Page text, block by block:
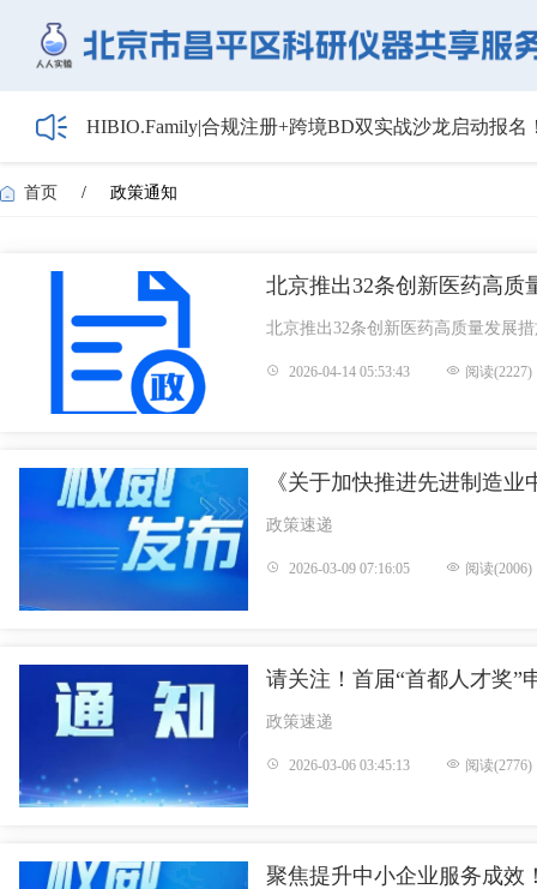
HIBIO.Family|合规注册+跨境BD双实战沙龙启动报名
【最新日程】2026年智慧电厂论坛议程首发！邀您4
关于召开2026年度昌平区高新技术企业培育工作会
首页 / 政策通知
北京推出32条创新医药高质
北京推出32条创新医药高质量发展
2026-04-14 05:53:43 阅读(2227)
《关于加快推进先进制造
政策速递
2026-03-09 07:16:05 阅读(2006)
请关注！首届“首都人才奖
政策速递
2026-03-06 03:45:13 阅读(2776)
聚焦提升中小企业服务成效